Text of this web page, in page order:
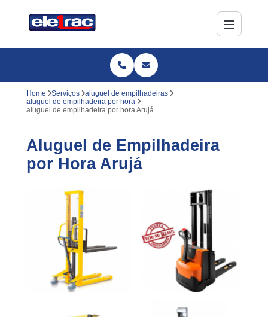
Home Serviços
aluguel de empilhadeiras
aluguel de empilhadeira por hora
aluguel de empilhadeira por hora Arujá
Aluguel de Empilhadeira
por Hora Arujá